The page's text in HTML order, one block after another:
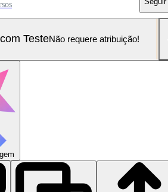
TesteNão requere atribuição!